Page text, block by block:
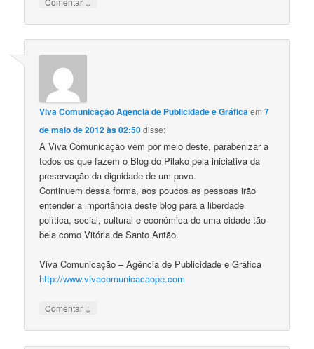
Viva Comunicação Agência de Publicidade e Gráficaem7
de maio de 2012 às 02:50disse:
A Viva Comunicação vem por meio deste, parabenizar a
todos os que fazem o Blog do Pilako pela iniciativa da
preservação da dignidade de um povo.
Continuem dessa forma, aos poucos as pessoas irão
entender a importância deste blog para a liberdade
política, social, cultural e econômica de uma cidade tão
bela como Vitória de Santo Antão.
Viva Comunicação – Agência de Publicidade e Gráfica
http://www.vivacomunicacaope.com
Comentar ↓